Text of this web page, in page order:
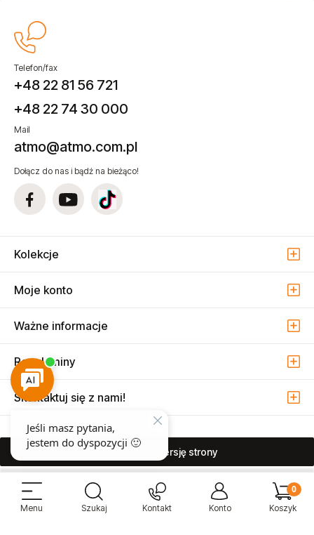
Telefon/fax
+48 22 81 56 721
+48 22 74 30 000
Mail
atmo@atmo.com.pl
Dołącz do nas i bądź na bieżąco!
Kolekcje
Moje konto
Ważne informacje
Regulaminy
Skontaktuj się z nami!
pokaż pełną wersję strony
Sprzedaż i serwis narzędzi pneumatycznych w Warszawie ul. Związkowa
15, 04-522 Warszawa ( Marysin Wawerski )
© 2026 Atmo Sp. z o.o. Wszelkie prawa zastrzeżone.